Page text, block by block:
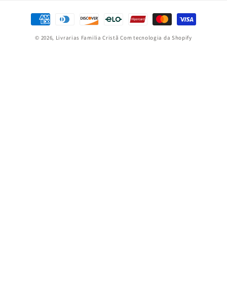
Formas
de
pagamento
© 2026, Livrarias Familia Cristã Com tecnologia da Shopify